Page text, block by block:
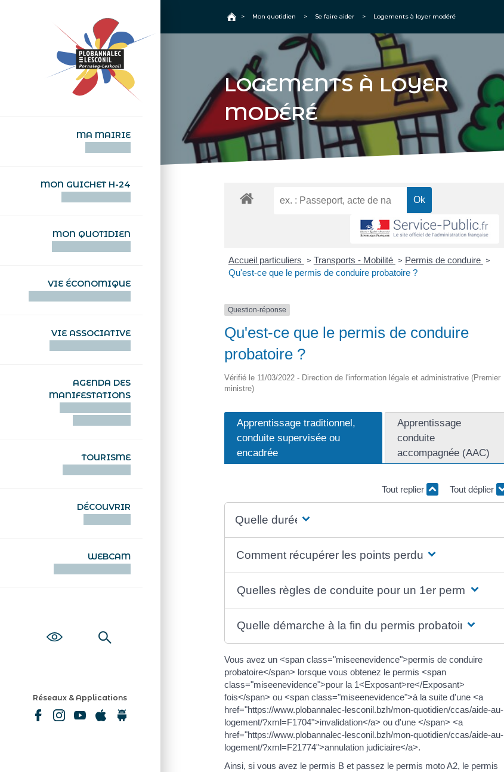
MA MAIRIE
MON GUICHET H-24
MON QUOTIDIEN
VIE ÉCONOMIQUE
VIE ASSOCIATIVE
AGENDA DES
MANIFESTATIONS
TOURISME
DÉCOUVRIR
WEBCAM
Réseaux & Applications
Accueil
> Mon quotidien > Se faire aider > Logements à loyer modéré
LOGEMENTS À LOYER
MODÉRÉ
Accueil particuliers > Transports - Mobilité > Permis de conduire >
Qu'est-ce que le permis de conduire probatoire ?
Question-réponse
Qu'est-ce que le permis de conduire
probatoire ?
Vérifié le 11/03/2022 - Direction de l'information légale et administrative (Premier
ministre)
Apprentissage traditionnel,
conduite supervisée ou
encadrée
Apprentissage
conduite
accompagnée (AAC)
Tout replier Tout déplier
Quelle durée ?
Comment récupérer les points perdus ?
Quelles règles de conduite pour un 1er permis ?
Quelle démarche à la fin du permis probatoire ?
Vous avez un <span class="miseenevidence">permis de conduire
probatoire</span> lorsque vous obtenez le permis <span
class="miseenevidence">pour la 1<Exposant>re</Exposant>
fois</span> ou <span class="miseenevidence">à la suite d'une <a
href="https://www.plobannalec-lesconil.bzh/mon-quotidien/ccas/aide-au-
logement/?xml=F1704">invalidation</a> ou d'une </span> <a
href="https://www.plobannalec-lesconil.bzh/mon-quotidien/ccas/aide-au-
logement/?xml=F21774">annulation judiciaire</a>.
Ainsi, si vous avez le permis B et passez le permis moto A2, le permis